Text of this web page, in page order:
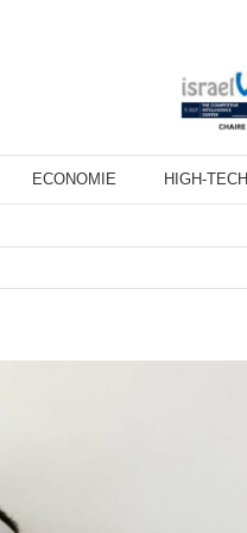
ECONOMIE HIGH-TECH